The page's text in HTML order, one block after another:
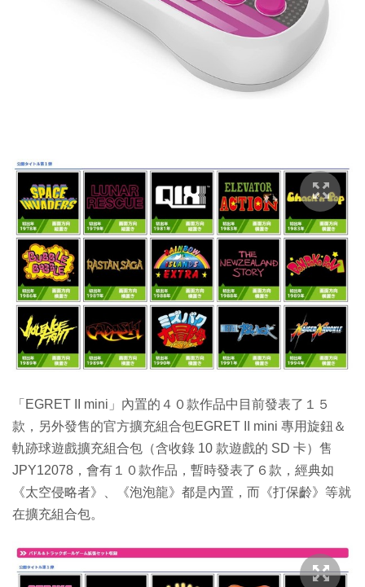
「EGRET II mini」內置的４０款作品中目前發表了１５
款，另外發售的官方擴充組合包EGRET II mini 專用旋鈕＆
軌跡球遊戲擴充組合包（含收錄 10 款遊戲的 SD 卡）售
JPY12078，會有１０款作品，暫時發表了６款，經典如
《太空侵略者》、《泡泡龍》都是內置，而《打保齡》等就
在擴充組合包。